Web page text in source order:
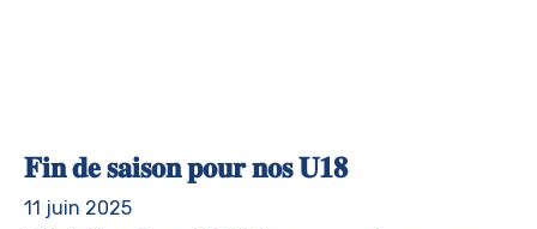
𝐅𝐢𝐧 𝐝𝐞 𝐬𝐚𝐢𝐬𝐨𝐧 𝐩𝐨𝐮𝐫 𝐧𝐨𝐬 𝐔𝟏𝟖
11 juin 2025